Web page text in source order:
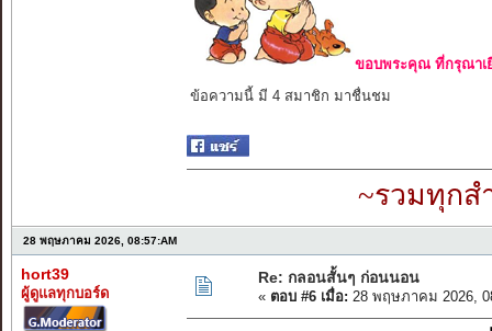
ขอบพระคุณ ที่กรุณาเ
ข้อความนี้ มี 4 สมาชิก มาชื่นชม
~รวมทุกส
28 พฤษภาคม 2026, 08:57:AM
hort39
ผู้ดูแลทุกบอร์ด
Re: กลอนสั้นๆ ก่อนนอน
« ตอบ #6 เมื่อ: 28 พฤษภาคม 2026,